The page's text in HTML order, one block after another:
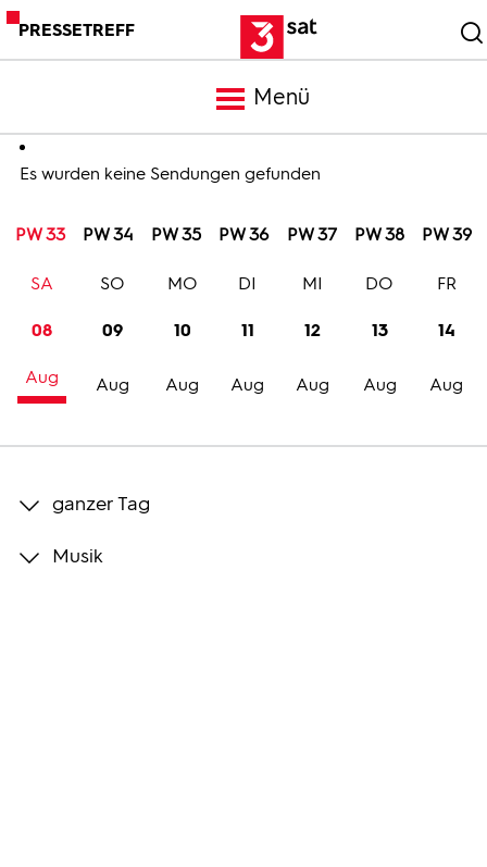
PRESSETREFF
Menü
Meldungen
Programm
Trailer
Bilder
Es wurden keine Sendungen gefunden
PW 33 PW 34 PW 35 PW 36 PW 37 PW 38 PW 39
08
Aug
SA
09
Aug
SO
10
Aug
MO
11
Aug
DI
12
Aug
MI
13
Aug
DO
14
Aug
FR
ganzer Tag
Musik